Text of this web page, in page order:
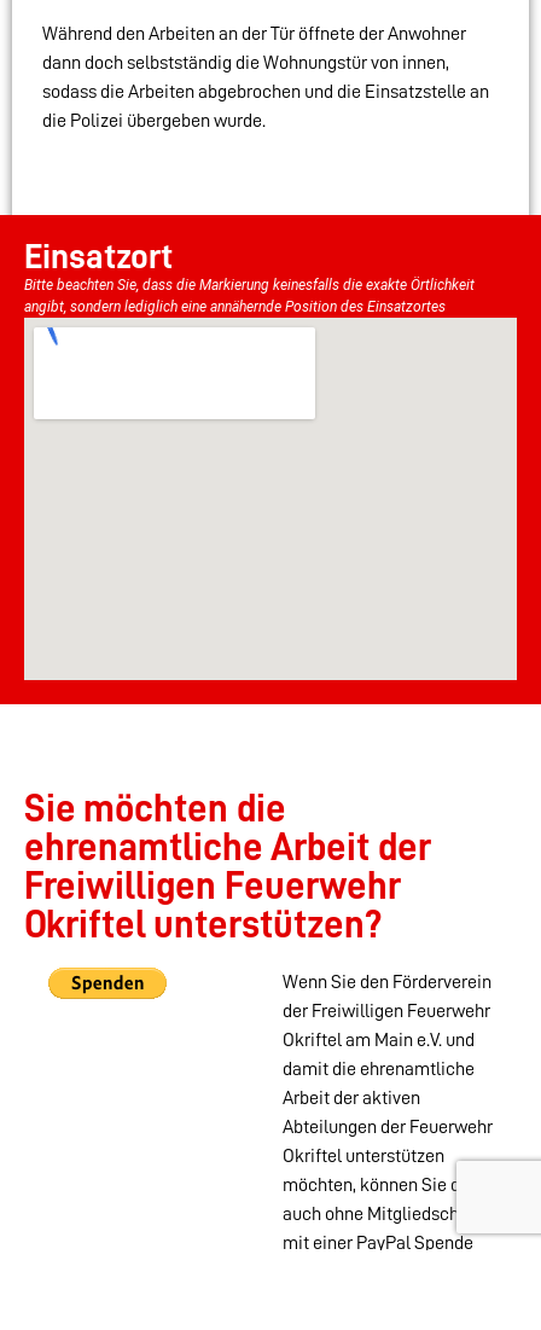
Während den Arbeiten an der Tür öffnete der Anwohner
dann doch selbstständig die Wohnungstür von innen,
sodass die Arbeiten abgebrochen und die Einsatzstelle an
die Polizei übergeben wurde.
Einsatzort
Bitte beachten Sie, dass die Markierung keinesfalls die exakte Örtlichkeit
angibt, sondern lediglich eine annähernde Position des Einsatzortes
Sie möchten die
ehrenamtliche Arbeit der
Freiwilligen Feuerwehr
Okriftel unterstützen?
Wenn Sie den Förderverein
der Freiwilligen Feuerwehr
Okriftel am Main e.V. und
damit die ehrenamtliche
Arbeit der aktiven
Abteilungen der Feuerwehr
Okriftel unterstützen
möchten, können Sie das
auch ohne Mitgliedschaft
mit einer PayPal Spende